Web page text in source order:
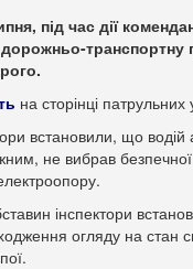
під час дії
транспортну
на сторінці патрульних
встановили, що водій
не вибрав безпечної
інспектори
огляду на стан